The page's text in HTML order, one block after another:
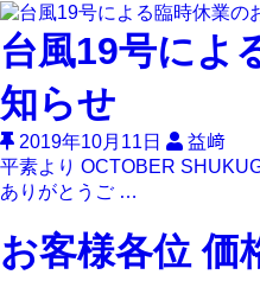
台風19号によ
知らせ
2019年10月11日
益﨑
平素より OCTOBER
ありがとうご …
お客様各位 価